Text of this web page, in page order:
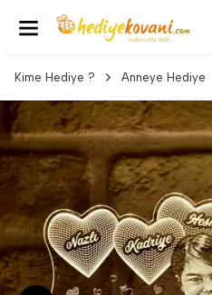
Kime Hediye ? Anneye Hediye